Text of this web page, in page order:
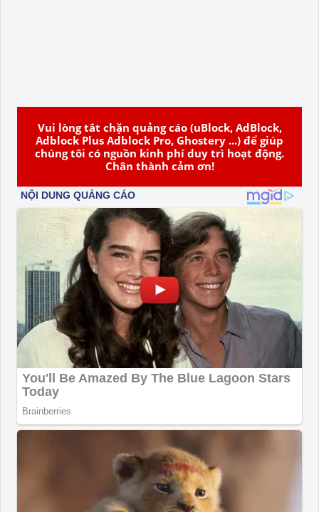
Vui lòng tắt chặn quảng cáo (uBlock, AdBlock,
Adblock Plus Adblock Pro, Ghostery ...) để giúp
chúng tôi có nguồn kinh phí duy trì hoạt động.
Chân thành cảm ơn!